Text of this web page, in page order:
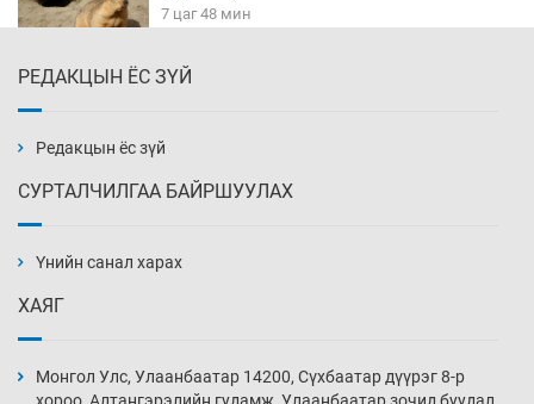
7 цаг 48 мин
8 цаг 18 мин
8 цаг 48 мин
9 цаг 18 мин
РЕДАКЦЫН ЁС ЗҮЙ
Редакцын ёс зүй
СУРТАЛЧИЛГАА БАЙРШУУЛАХ
Үнийн санал харах
ХАЯГ
Монгол Улс, Улаанбаатар 14200, Сүхбаатар дүүрэг 8-р